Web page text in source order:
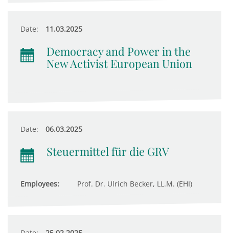
Date: 11.03.2025
Democracy and Power in the
New Activist European Union
Date: 06.03.2025
Steuermittel für die GRV
Employees: Prof. Dr. Ulrich Becker, LL.M. (EHI)